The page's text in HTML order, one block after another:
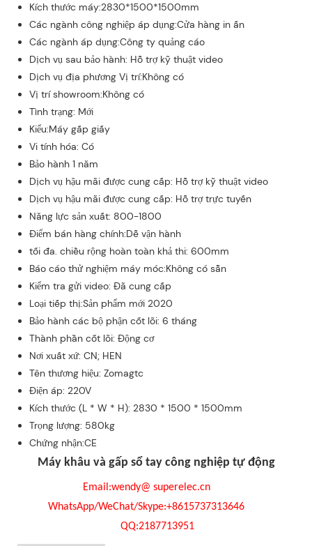
Kích thước máy:2830*1500*1500mm
Các ngành công nghiệp áp dụng:Cửa hàng in ấn
Các ngành áp dụng:Công ty quảng cáo
Dịch vụ sau bảo hành: Hỗ trợ kỹ thuật video
Dịch vụ địa phương Vị trí:Không có
Vị trí showroom:Không có
Tình trạng: Mới
Kiểu:Máy gấp giấy
Vi tính hóa: Có
Bảo hành 1 năm
Dịch vụ hậu mãi được cung cấp: Hỗ trợ kỹ thuật video
Dịch vụ hậu mãi được cung cấp: Hỗ trợ trực tuyến
Năng lực sản xuất: 800-1800
Điểm bán hàng chính:Dễ vận hành
tối đa. chiều rộng hoàn toàn khả thi: 600mm
Báo cáo thử nghiệm máy móc:Không có sẵn
Kiểm tra gửi video: Đã cung cấp
Loại tiếp thị:Sản phẩm mới 2020
Bảo hành các bộ phận cốt lõi: 6 tháng
Thành phần cốt lõi: Động cơ
Nơi xuất xứ: CN; HEN
Tên thương hiệu: Zomagtc
Điện áp: 220V
Kích thước (L * W * H): 2830 * 1500 * 1500mm
Trọng lượng: 580kg
Chứng nhận:CE
Máy khâu và gấp sổ tay công nghiệp tự động
Email:wendy@ superelec.cn
WhatsApp/WeChat/Skype:+8615737313646
QQ:2187713951